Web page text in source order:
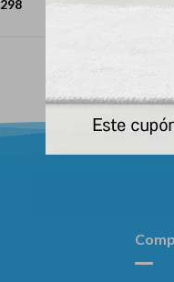
298